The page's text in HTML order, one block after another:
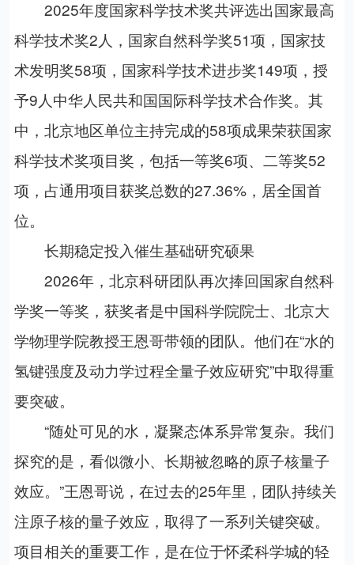
2025年度国家科学技术奖共评选出国家最高
科学技术奖2人，国家自然科学奖51项，国家技
术发明奖58项，国家科学技术进步奖149项，授
予9人中华人民共和国国际科学技术合作奖。其
中，北京地区单位主持完成的58项成果荣获国家
科学技术奖项目奖，包括一等奖6项、二等奖52
项，占通用项目获奖总数的27.36%，居全国首
位。
长期稳定投入催生基础研究硕果
2026年，北京科研团队再次捧回国家自然科
学奖一等奖，获奖者是中国科学院院士、北京大
学物理学院教授王恩哥带领的团队。他们在“水的
氢键强度及动力学过程全量子效应研究”中取得重
要突破。
“随处可见的水，凝聚态体系异常复杂。我们
探究的是，看似微小、长期被忽略的原子核量子
效应。”王恩哥说，在过去的25年里，团队持续关
注原子核的量子效应，取得了一系列关键突破。
项目相关的重要工作，是在位于怀柔科学城的轻